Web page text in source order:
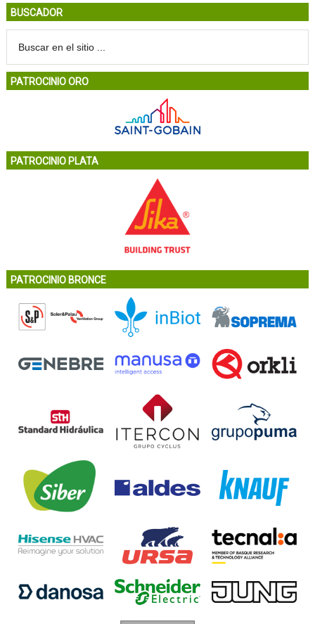
BUSCADOR
PATROCINIO ORO
PATROCINIO PLATA
PATROCINIO BRONCE